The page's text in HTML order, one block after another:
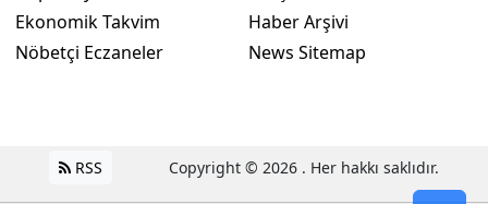
Ekonomik Takvim
Nöbetçi Eczaneler
Haber Arşivi
News Sitemap
RSS Copyright © 2026 . Her hakkı saklıdır.